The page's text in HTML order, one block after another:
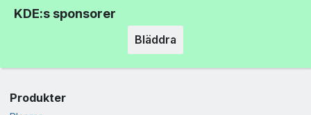
KDE:s sponsorer
Bläddra
Produkter